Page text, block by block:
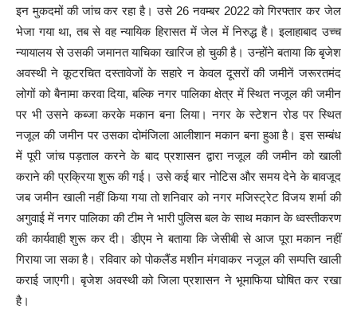
इन मुकदमों की जांच कर रहा है। उसे 26 नवम्बर 2022 को गिरफ्तार कर जेल
भेजा गया था, तब से वह न्यायिक हिरासत में जेल में निरुद्ध है। इलाहाबाद उच्च
न्यायालय से उसकी जमानत याचिका खारिज हो चुकी है। उन्होंने बताया कि बृजेश
अवस्थी ने कूटरचित दस्तावेजों के सहारे न केवल दूसरों की जमीनें जरूरतमंद
लोगों को बैनामा करवा दिया, बल्कि नगर पालिका क्षेत्र में स्थित नजूल की जमीन
पर भी उसने कब्जा करके मकान बना लिया। नगर के स्टेशन रोड पर स्थित
नजूल की जमीन पर उसका दोमंजिला आलीशान मकान बना हुआ है। इस सम्बंध
में पूरी जांच पड़ताल करने के बाद प्रशासन द्वारा नजूल की जमीन को खाली
कराने की प्रक्रिया शुरू की गई। उसे कई बार नोटिस और समय देने के बावजूद
जब जमीन खाली नहीं किया गया तो शनिवार को नगर मजिस्ट्रेट विजय शर्मा की
अगुवाई में नगर पालिका की टीम ने भारी पुलिस बल के साथ मकान के ध्वस्तीकरण
की कार्यवाही शुरू कर दी। डीएम ने बताया कि जेसीबी से आज पूरा मकान नहीं
गिराया जा सका है। रविवार को पोकलैंड मशीन मंगवाकर नजूल की सम्पत्ति खाली
कराई जाएगी। बृजेश अवस्थी को जिला प्रशासन ने भूमाफिया घोषित कर रखा
है।